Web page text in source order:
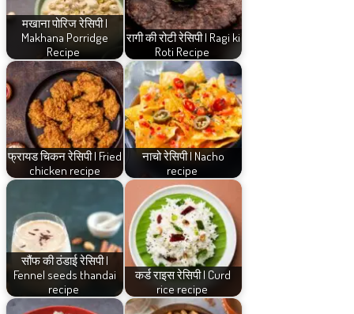
मखाना पोरिज रेसिपी |
Makhana Porridge
Recipe
रागी की रोटी रेसिपी | Ragi ki
Roti Recipe
फ्रायड चिकन रेसिपी | Fried
chicken recipe
नाचो रेसिपी | Nacho
recipe
सौंफ की ठंडाई रेसिपी |
Fennel seeds thandai
recipe
कर्ड राइस रेसिपी | Curd
rice recipe